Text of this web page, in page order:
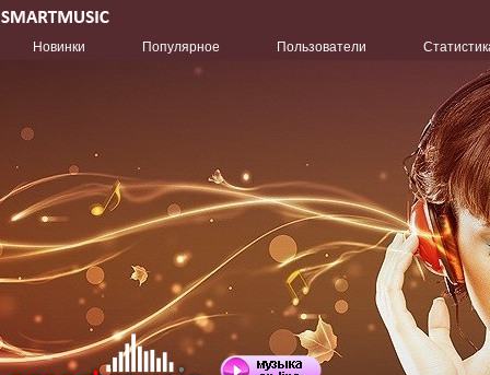
Новинки Популярное Пользователи